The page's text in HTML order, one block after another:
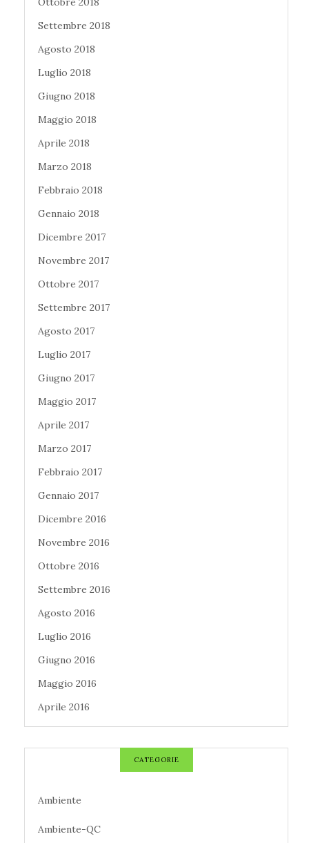
Settembre 2018
Agosto 2018
Luglio 2018
Giugno 2018
Maggio 2018
Aprile 2018
Marzo 2018
Febbraio 2018
Gennaio 2018
Dicembre 2017
Novembre 2017
Ottobre 2017
Settembre 2017
Agosto 2017
Luglio 2017
Giugno 2017
Maggio 2017
Aprile 2017
Marzo 2017
Febbraio 2017
Gennaio 2017
Dicembre 2016
Novembre 2016
Ottobre 2016
Settembre 2016
Agosto 2016
Luglio 2016
Giugno 2016
Maggio 2016
Aprile 2016
CATEGORIE
Ambiente
Ambiente-QC